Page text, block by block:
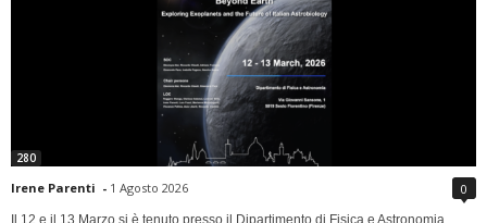
280
Irene Parenti - 1 Agosto 2026 0
Il 12 e il 13 Marzo si è tenuto presso il Dipartimento di Fisica e Astronomia